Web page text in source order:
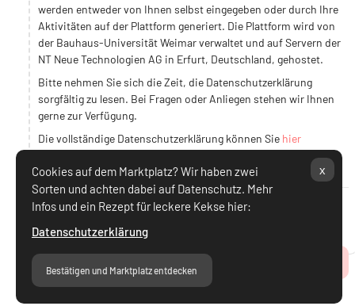
Cookies auf dem Marktplatz? Wir haben zwei
Sorten und achten dabei auf Datenschutz. Mehr
Infos und ein Rezept für leckere Kekse hier:
Datenschutzerklärung
Bestätigen und Marktplatz entdecken
x
werden entweder von Ihnen selbst eingegeben oder durch Ihre
Aktivitäten auf der Plattform generiert. Die Plattform wird von
der Bauhaus-Universität Weimar verwaltet und auf Servern der
NT Neue Technologien AG in Erfurt, Deutschland, gehostet.
Bitte nehmen Sie sich die Zeit, die Datenschutzerklärung
sorgfältig zu lesen. Bei Fragen oder Anliegen stehen wir Ihnen
gerne zur Verfügung.
Die vollständige Datenschutzerklärung können Sie hier
Ich stimme Datenschutzerklärung zu.